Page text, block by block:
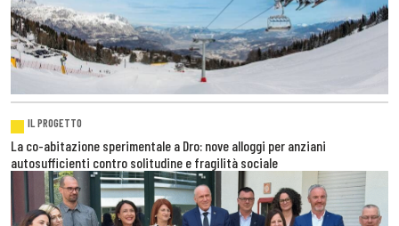
IL PROGETTO
La co-abitazione sperimentale a Dro: nove alloggi per anziani
autosufficienti contro solitudine e fragilità sociale